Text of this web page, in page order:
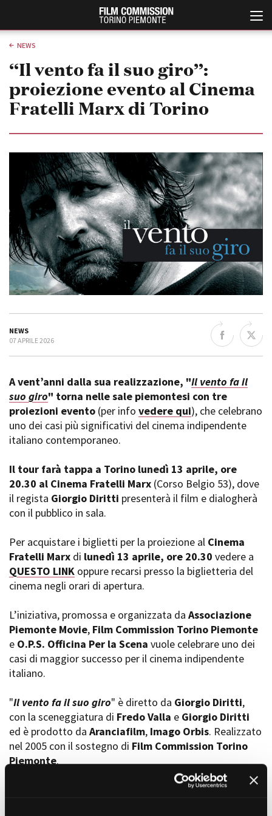
Italiano English
ABOUT
Chi siamo
Storia della Fondazione
Contatti
La sede
Partner
Rete regionale
Bilancio sociale
Amministrazione
Bandi e gare
Sostenibilità ambientale
SERVIZI
Servizi generali
Location scouting
Spazi nella sede FCTP
Sala Casting
FILM FUNDS
Piemonte Film Tv Fund
Piemonte Film Tv
Piemonte Doc Film Fund
Short Film Fund
PRODUCTION GUIDE
Strutture di servizio
Professionisti
Attrici-Attori
Beginners
FILM DATABASE
BOOK DATABASE
EVENTI, SPECIALI
Anteprime in Piemonte
TFI Torino Film Industry -
Production Days
Avenue Cove - Erasmus +
Guarda che storia!
La Grazia - Immagini e
location della Torino di Paolo
Open Day
FESTIVAL, MARKETS,
International Film Festival
Rotterdam
Berlinale Internationalen
Filmfestspiele Berlin
Industry Days
Locarno Film Festival
Mostra Internazionale d’Arte
Cinematografica Venezia
Festa del Cinema di Roma
Torino Film Festival
David di Donatello
STRUMENTI
Location - Accedi al tuo
profilo
Lavora con noi
Stage - Tirocini - Scuola e
Lavoro
Elenco Operatori Economici
per affidamento lavori in
economia
NEWS
“Il vento fa il suo giro”:
proiezione evento al Cinema
Fratelli Marx di Torino
NEWS
07 APRILE 2026
A vent’anni dalla sua realizzazione, "Il vento fa il
suo giro" torna nelle sale piemontesi con tre
proiezioni evento (per info vedere qui), che celebrano
uno dei casi più significativi del cinema indipendente
italiano contemporaneo.
Il tour farà tappa a Torino lunedì 13 aprile, ore
20.30 al Cinema Fratelli Marx (Corso Belgio 53), dove
il regista Giorgio Diritti presenterà il film e dialogherà
con il pubblico in sala.
Per acquistare i biglietti per la proiezione al Cinema
Fratelli Marx di lunedì 13 aprile, ore 20.30 vedere a
QUESTO LINK oppure recarsi presso la biglietteria del
cinema negli orari di apertura.
L’iniziativa, promossa e organizzata da Associazione
Piemonte Movie, Film Commission Torino Piemonte
e O.P.S. Officina Per la Scena vuole celebrare uno dei
casi di maggior successo per il cinema indipendente
italiano.
"Il vento fa il suo giro" è diretto da Giorgio Diritti,
con la sceneggiatura di Fredo Valla e Giorgio Diritti
ed è prodotto da Aranciafilm, Imago Orbis. Realizzato
nel 2005 con il sostegno di Film Commission Torino
Piemonte.
, nel cuore delle